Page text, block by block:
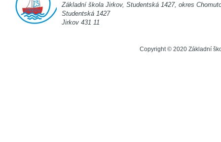
Základní škola Jirkov, Studentská
Studentská
Jirkov 431 11
Copyright © 2020 Základní